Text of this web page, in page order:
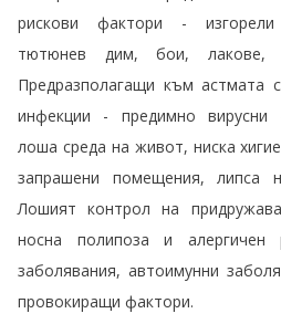
рискови фактори - изгорели
тютюнев дим, бои, лакове,
Предразполагащи към астмата
инфекции - предимно вирусни
лоша среда на живот, ниска
запрашени помещения, липса
Лошият контрол на
носна полипоза и алергичен
заболявания, автоимунни
провокиращи фактори.